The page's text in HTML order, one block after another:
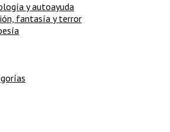
y autoayuda
fantasía y terror